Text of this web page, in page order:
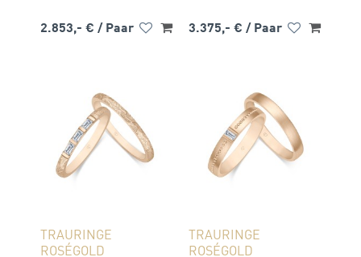
2.853,- € / Paar 3.375,- € / Paar
TRAURINGE
ROSÉGOLD
TRAURINGE
ROSÉGOLD